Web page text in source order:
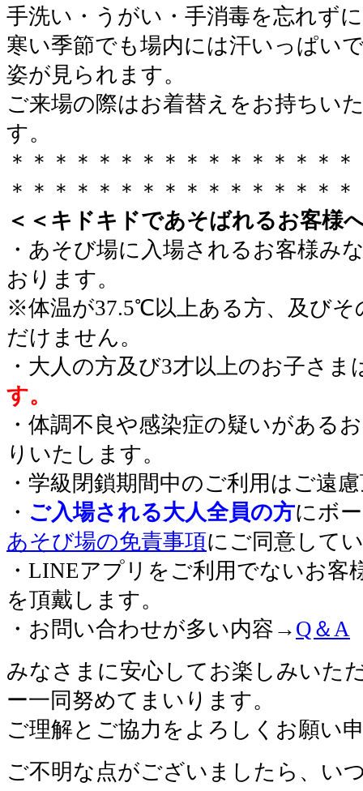
手洗い・うがい・手消毒を忘れず
寒い季節でも場内には汗いっぱい
姿が見られます。
ご来場の際はお着替えをお持ちい
す。
＊＊＊＊＊＊＊＊＊＊＊＊＊＊＊
＊＊＊＊＊＊＊＊＊＊＊＊＊＊＊＊
＜＜キドキドであそばれるお客様
・あそび場に入場されるお客様み
おります。
※体温が37.5℃以上ある方、及びそ
だけません。
・大人の方及び3才以上のお子さま
す。
・体調不良や感染症の疑いがある
りいたします。
・学級閉鎖期間中のご利用はご遠
・ ご入場される大人全員の方にボ
あそび場の免責事項にご同意して
・LINEアプリをご利用でないお客
を頂戴します。
・お問い合わせが多い内容→ Q＆A
みなさまに安心してお楽しみいた
ー一同努めてまいります。
ご理解とご協力をよろしくお願い
ご不明な点がございましたら、い